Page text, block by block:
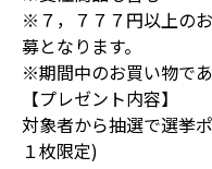
※７，７７７円以上の
募となります。
※期間中のお買い物で
【プレゼント内容】
対象者から抽選で選挙
１枚限定)